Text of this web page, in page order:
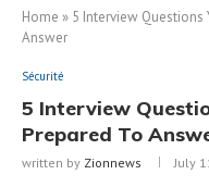
Home » 5 Interview Questions
Answer
Sécurité
5 Interview
Prepared To
written by Zionnews July